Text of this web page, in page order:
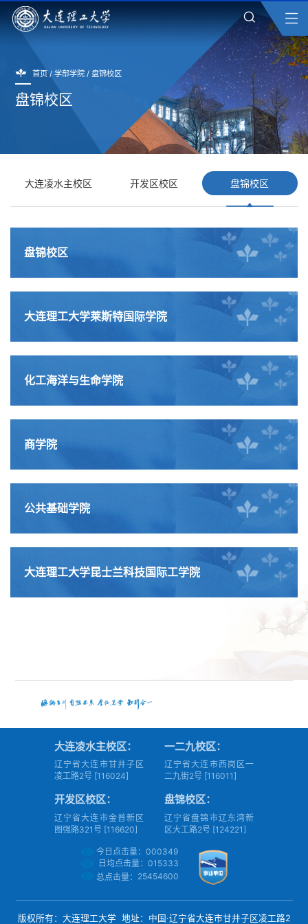
首页/学部学院 /盘锦校区
盘锦校区
大连凌水主校区 开发区校区 盘锦校区
盘锦校区
大连理工大学莱斯特国际学院
化工海洋与生命学院
商学院
公共基础学院
大连理工大学昆士兰科技国际工学院
大连凌水主校区：
辽宁省大连市甘井子区
凌工路2号 [116024]
一二九校区：
辽宁省大连市西岗区一
二九街2号 [116011]
开发区校区：
辽宁省大连市金普新区
图强路321号 [116620]
盘锦校区：
辽宁省盘锦市辽东湾新
区大工路2号 [124221]
今日点击量：000349
日均点击量：015333
总点击量： 25454600
版权所有：大连理工大学 地址：中国·辽宁省大连市甘井子区凌工路2